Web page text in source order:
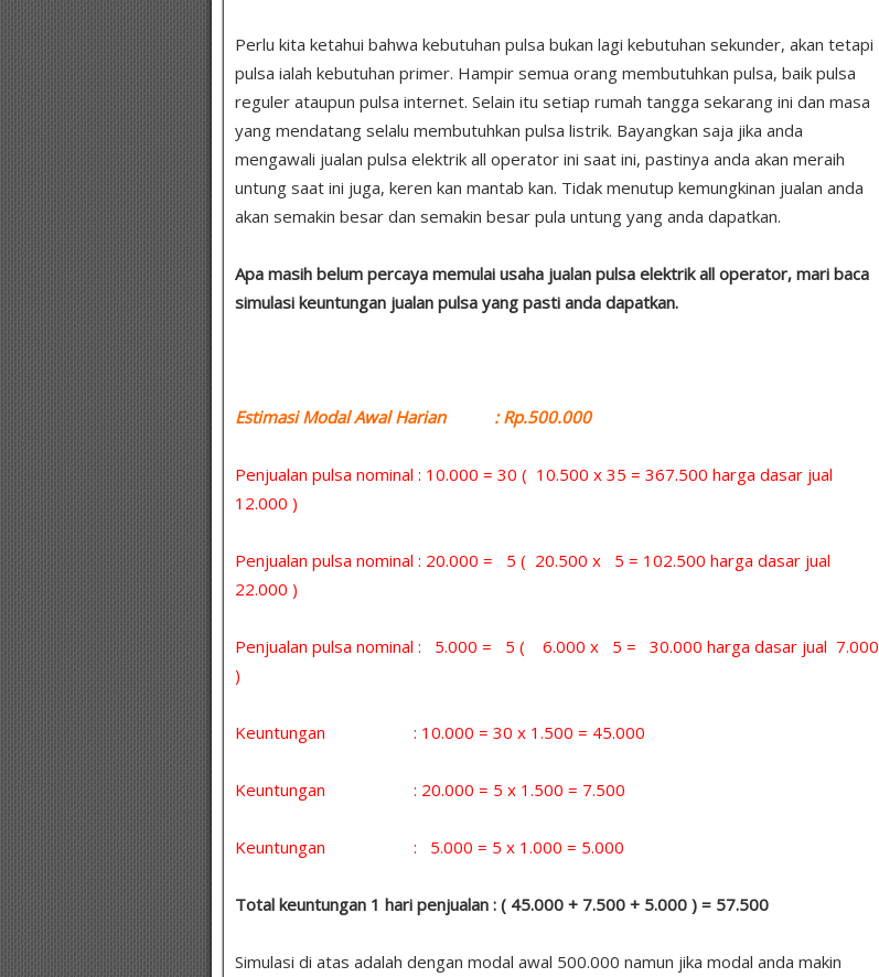
Perlu kita ketahui bahwa kebutuhan pulsa bukan lagi kebutuhan sekunder, akan tetapi
pulsa ialah kebutuhan primer. Hampir semua orang membutuhkan pulsa, baik pulsa
reguler ataupun pulsa internet. Selain itu setiap rumah tangga sekarang ini dan masa
yang mendatang selalu membutuhkan pulsa listrik. Bayangkan saja jika anda
mengawali jualan pulsa elektrik all operator ini saat ini, pastinya anda akan meraih
untung saat ini juga, keren kan mantab kan. Tidak menutup kemungkinan jualan anda
akan semakin besar dan semakin besar pula untung yang anda dapatkan.
Apa masih belum percaya memulai usaha jualan pulsa elektrik all operator, mari baca
simulasi keuntungan jualan pulsa yang pasti anda dapatkan.
Estimasi Modal Awal Harian : Rp.500.000
Penjualan pulsa nominal : 10.000 = 30 ( 10.500 x 35 = 367.500 harga dasar jual
12.000 )
Penjualan pulsa nominal : 20.000 = 5 ( 20.500 x 5 = 102.500 harga dasar jual
22.000 )
Penjualan pulsa nominal : 5.000 = 5 ( 6.000 x 5 = 30.000 harga dasar jual 7.000
)
Keuntungan : 10.000 = 30 x 1.500 = 45.000
Keuntungan : 20.000 = 5 x 1.500 = 7.500
Keuntungan : 5.000 = 5 x 1.000 = 5.000
Total keuntungan 1 hari penjualan : ( 45.000 + 7.500 + 5.000 ) = 57.500
Simulasi di atas adalah dengan modal awal 500.000 namun jika modal anda makin